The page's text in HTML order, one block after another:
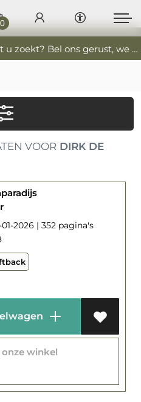
Kunt u niet direct vinden wat u zoekt? Bel ons gerust, we helpen u graag. 0341-552405 De Boekverkoopers
0
VOORDIRK DE
2026 | 352 pagina's
winkel